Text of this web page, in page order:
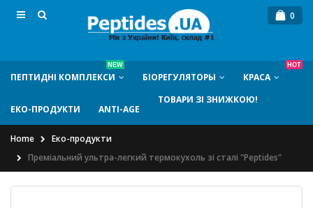
0
ПЕПТИДНI КОМПЛЕКСИ
NEW
БIОРЕГУЛЯТОРЫ КРАСА
ЕКО-ПРОДУКТИ ANTI-AGE
ТОВАРИ ЗІ ЗНИЖКОЮ!
HOT
Home
Еко-продукти
Преміальний ультра-легкий термокухоль зі сталі "Peptides"